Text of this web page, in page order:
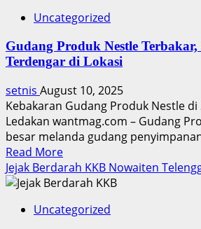
Tegas
Tuduhan
Kartel
Bunga
Pinjol
Uncategorized
Gudang Produk Nestle
Terdengar di Lokasi
setnis August 10, 2025
Kebakaran Gudang Produk Nestle
Ledakan wantmag.com – Gudang
besar melanda gudang
Read MoreRead
more
about
Produk
Jejak Berdarah KKB Nowaiten
Uncategorized